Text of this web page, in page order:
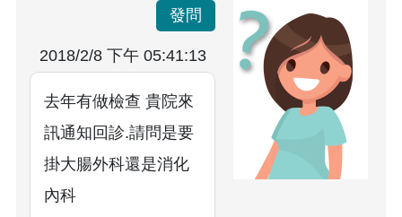
發問
2018/2/8 下午 05:41:13
去年有做檢查 貴院來
訊通知回診.請問是要
掛大腸外科還是消化
內科